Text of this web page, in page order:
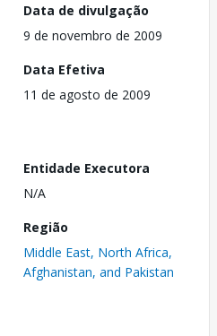
Data de divulgação
9 de novembro de 2009
Data Efetiva
11 de agosto de 2009
Entidade Executora
N/A
Região
Middle East, North Africa,
Afghanistan, and Pakistan